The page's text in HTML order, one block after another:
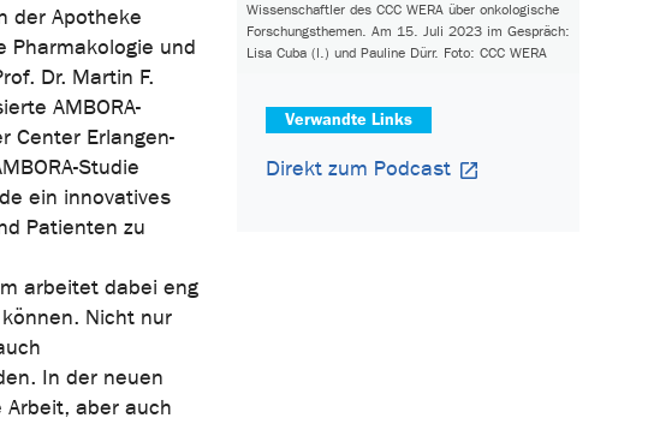
der Apotheke
Pharmakologie und
Dr. Martin F.
AMBORA-
Center Erlangen-
Studie
ein innovatives
Patienten zu
arbeitet dabei eng
Nicht nur
In der neuen
Arbeit, aber auch
Wissenschaftler des CCC WERA über onkologische
Forschungsthemen. Am 15. Juli 2023 im Gespräch:
Lisa Cuba (l.) und Pauline Dürr. Foto: CCC WERA
Verwandte Links
Direkt zum Podcast